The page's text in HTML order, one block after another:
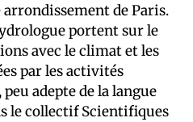
arrondissement de Paris.
portent sur le
avec le climat et les
par les activités
adepte de la langue
le collectif Scientifiques